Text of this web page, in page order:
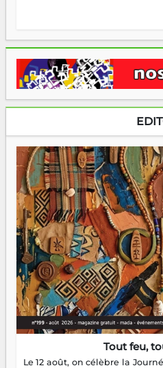
Tout feu,
Le 12 août, on célèbre la